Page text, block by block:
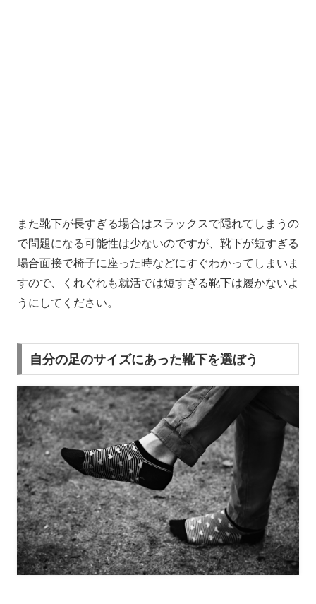
また靴下が長すぎる場合はスラックスで隠れてしまうの
で問題になる可能性は少ないのですが、靴下が短すぎる
場合面接で椅子に座った時などにすぐわかってしまいま
すので、くれぐれも就活では短すぎる靴下は履かないよ
うにしてください。
自分の足のサイズにあった靴下を選ぼう